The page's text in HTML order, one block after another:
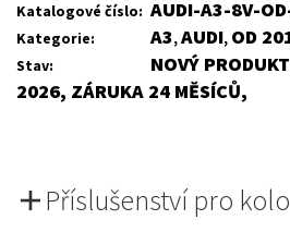
663Kč.
Katalogové číslo: AUDI-A3-8V-
Kategorie: A3,AUDI, OD
Stav:
NOVÝ
2026, ZÁRUKA 24 MĚSÍCŮ,
Příslušenství pro kolo